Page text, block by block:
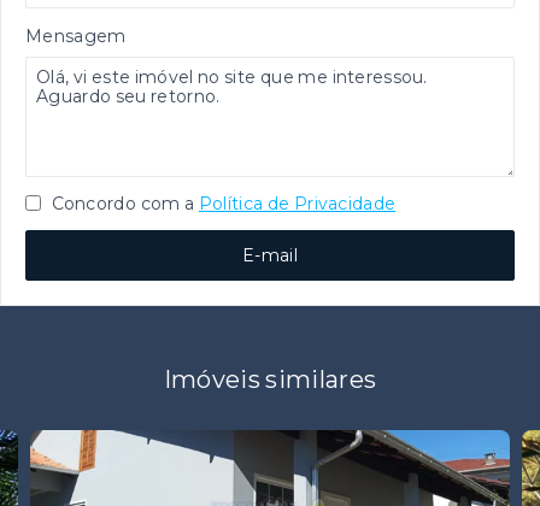
Mensagem
Concordo com a Política de Privacidade
E-mail
Imóveis similares